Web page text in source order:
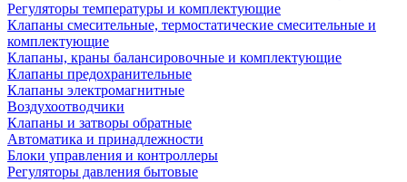
Регуляторы температуры и комплектующие
Клапаны смесительные, термостатические смесительные и
комплектующие
Клапаны, краны балансировочные и комплектующие
Клапаны предохранительные
Клапаны электромагнитные
Воздухоотводчики
Клапаны и затворы обратные
Автоматика и принадлежности
Блоки управления и контроллеры
Регуляторы давления бытовые